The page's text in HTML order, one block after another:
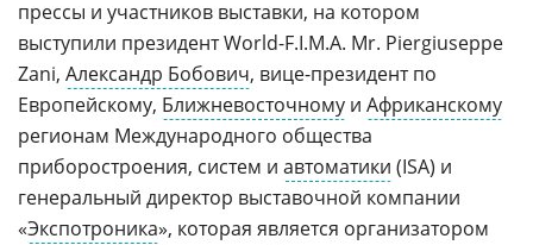
прессы и участников выставки, на котором
выступили президент World-F.I.M.A. Mr. Piergiuseppe
Zani, Александр Бобович, вице-президент по
Европейскому, Ближневосточному и Африканскому
регионам Международного общества
приборостроения, систем и автоматики (ISA) и
генеральный директор выставочной компании
«Экспотроника», которая является организатором